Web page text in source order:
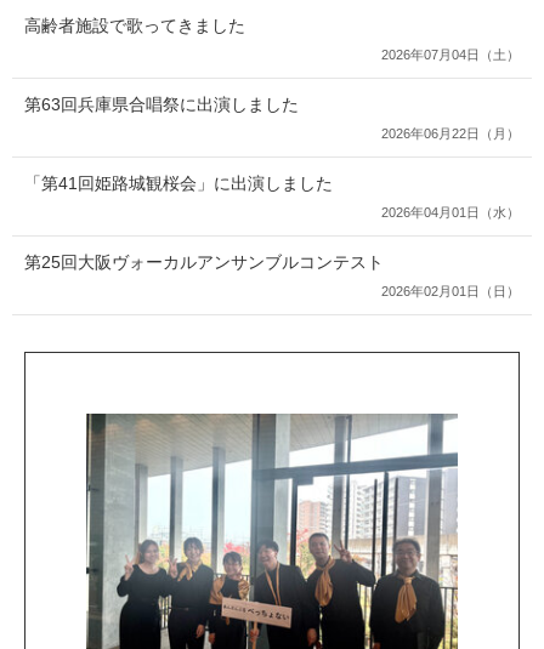
高齢者施設で歌ってきました
2026年07月04日（土）
第63回兵庫県合唱祭に出演しました
2026年06月22日（月）
「第41回姫路城観桜会」に出演しました
2026年04月01日（水）
第25回大阪ヴォーカルアンサンブルコンテスト
2026年02月01日（日）